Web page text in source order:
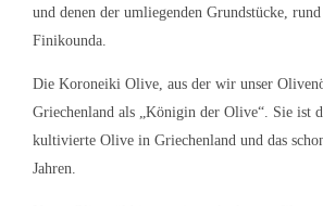
und denen der umliegenden Grundstücke,
Finikounda.
Die Koroneiki Olive, aus der wir unser
Griechenland als „Königin der Olive“. Sie ist
kultivierte Olive in Griechenland und das
Jahren.